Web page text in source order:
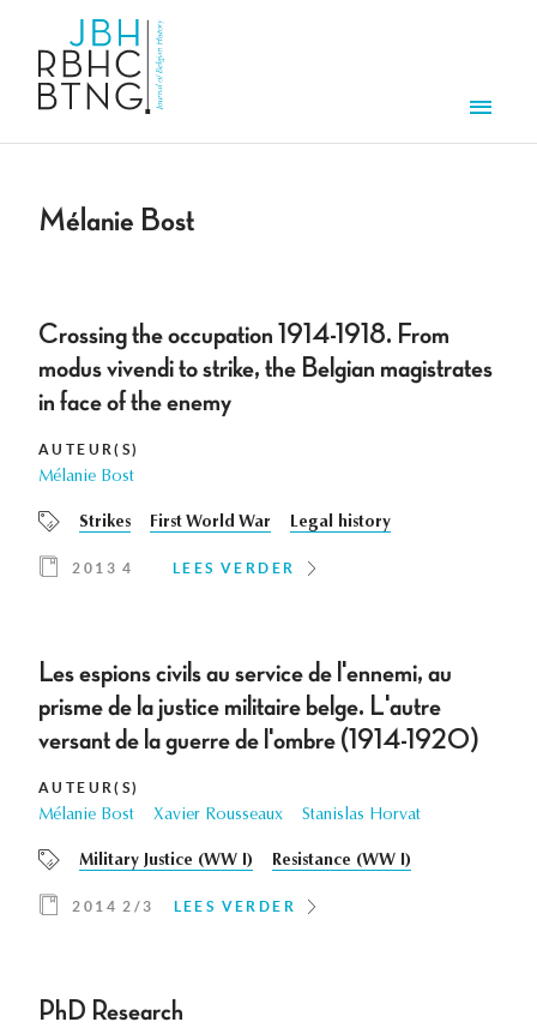
Mélanie Bost
Crossing the occupation 1914-1918. From
modus vivendi to strike, the Belgian magistrates
in face of the enemy
AUTEUR(S)
Mélanie Bost
Strikes First World War Legal history
2013 4 LEES VERDER
Les espions civils au service de l'ennemi, au
prisme de la justice militaire belge. L'autre
versant de la guerre de l'ombre (1914-1920)
AUTEUR(S)
Mélanie Bost Xavier Rousseaux Stanislas Horvat
Military Justice (WW I) Resistance (WW I)
2014 2/3 LEES VERDER
PhD Research